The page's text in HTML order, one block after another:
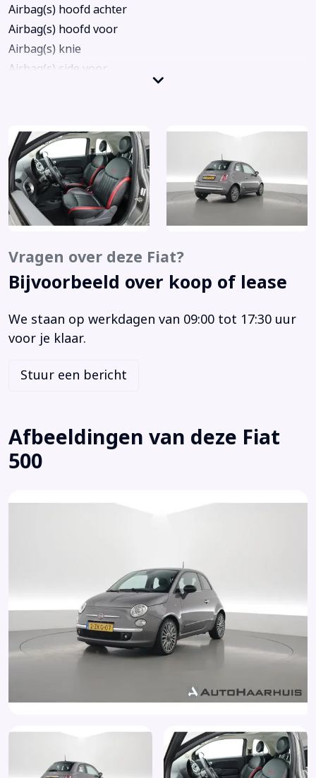
Airbag(s) hoofd achter
Airbag(s) hoofd voor
Airbag(s) knie
Airbag(s) side voor
Alarm klasse 1(startblokkering)
Anti Blokkeer Systeem
Anti doorSlip Regeling
Audio installatie
Bandenspanningscontrolesysteem
Bestuurdersstoel in hoogte verstelbaar
Binnenspiegel automatisch dimmend
Bluetooth
Centrale vergrendeling met afstandsbediening
Chroom delen exterieur
Elektronisch Stabiliteits Programma
Metaalkleur
Mistlampen voor
Parkeersensor achter
Stuur multifunctioneel
Stuur verstelbaar
Vragen over deze Fiat?
Bijvoorbeeld over koop of lease
We staan op werkdagen van 09:00 tot 17:30 uur
voor je klaar.
Stuur een bericht
Afbeeldingen van deze Fiat
500